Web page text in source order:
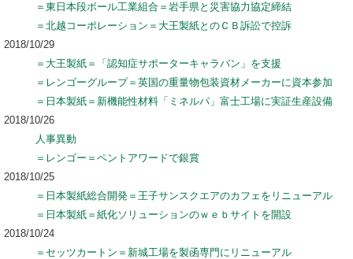
＝東日本段ボール工業組合＝岩手県と災害協力協定締結
＝北越コーポレーション＝大王製紙とのＣＢ訴訟で控訴
2018/10/29
＝大王製紙＝「認知症サポーターキャラバン」を支援
＝レンゴーグループ＝英国の重量物包装資材メーカーに資本参加
＝日本製紙＝新機能性材料「ミネルパ」富士工場に実証生産設備
2018/10/26
人事異動
＝レンゴー＝ペントアワードで銀賞
2018/10/25
＝日本製紙総合開発＝王子サンスクエアのカフェをリニューアル
＝日本製紙＝紙化ソリューションのｗｅｂサイトを開設
2018/10/24
＝セッツカートン＝新城工場を製函専門にリニューアル